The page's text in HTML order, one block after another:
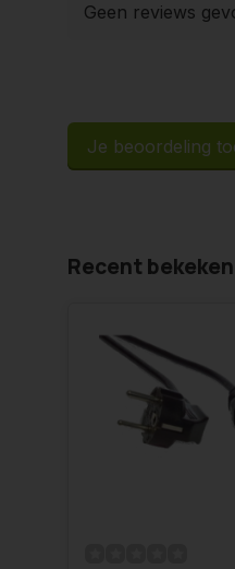
Geen reviews
Je beoordeling
Recent bekeken